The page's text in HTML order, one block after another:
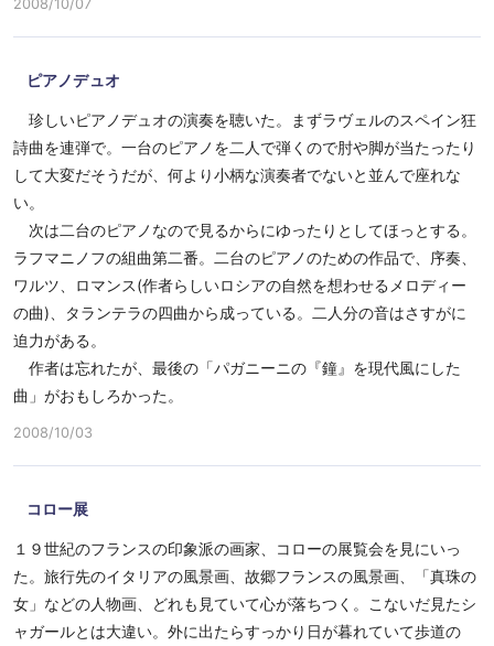
2008/10/07
ピアノデュオ
珍しいピアノデュオの演奏を聴いた。まずラヴェルのスペイン狂
詩曲を連弾で。一台のピアノを二人で弾くので肘や脚が当たったり
して大変だそうだが、何より小柄な演奏者でないと並んで座れな
い。
次は二台のピアノなので見るからにゆったりとしてほっとする。
ラフマニノフの組曲第二番。二台のピアノのための作品で、序奏、
ワルツ、ロマンス(作者らしいロシアの自然を想わせるメロディー
の曲)、タランテラの四曲から成っている。二人分の音はさすがに
迫力がある。
作者は忘れたが、最後の「パガニーニの『鐘』を現代風にした
曲」がおもしろかった。
2008/10/03
コロー展
１９世紀のフランスの印象派の画家、コローの展覧会を見にいっ
た。旅行先のイタリアの風景画、故郷フランスの風景画、「真珠の
女」などの人物画、どれも見ていて心が落ちつく。こないだ見たシ
ャガールとは大違い。外に出たらすっかり日が暮れていて歩道の